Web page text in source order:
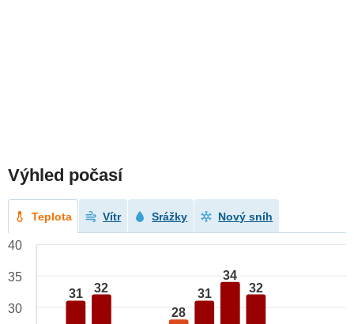
Výhled počasí
Teplota Vítr Srážky Nový sníh
31 32
28
31
34
32
40
35
30